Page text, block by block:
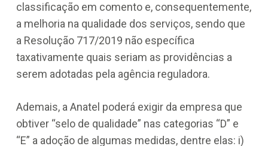
classificação em comento e, consequentemente,
a melhoria na qualidade dos serviços, sendo que
a Resolução 717/2019 não específica
taxativamente quais seriam as providências a
serem adotadas pela agência reguladora.
Ademais, a Anatel poderá exigir da empresa que
obtiver “selo de qualidade” nas categorias “D” e
“E” a adoção de algumas medidas, dentre elas: i)